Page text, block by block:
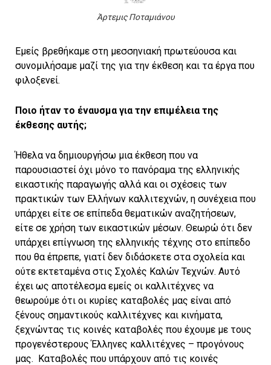
Άρτεμις Ποταμιάνου
Εμείς βρεθήκαμε στη μεσσηνιακή πρωτεύουσα και
συνομιλήσαμε μαζί της για την έκθεση και τα έργα που
φιλοξενεί.
Ποιο ήταν το έναυσμα για την επιμέλεια της
έκθεσης αυτής;
Ήθελα να δημιουργήσω μια έκθεση που να
παρουσιαστεί όχι μόνο το πανόραμα της ελληνικής
εικαστικής παραγωγής αλλά και οι σχέσεις των
πρακτικών των Ελλήνων καλλιτεχνών, η συνέχεια που
υπάρχει είτε σε επίπεδα θεματικών αναζητήσεων,
είτε σε χρήση των εικαστικών μέσων. Θεωρώ ότι δεν
υπάρχει επίγνωση της ελληνικής τέχνης στο επίπεδο
που θα έπρεπε, γιατί δεν διδάσκετε στα σχολεία και
ούτε εκτεταμένα στις Σχολές Καλών Τεχνών. Αυτό
έχει ως αποτέλεσμα εμείς οι καλλιτέχνες να
θεωρούμε ότι οι κυρίες καταβολές μας είναι από
ξένους σημαντικούς καλλιτέχνες και κινήματα,
ξεχνώντας τις κοινές καταβολές που έχουμε με τους
προγενέστερους Έλληνες καλλιτέχνες – προγόνους
μας. Καταβολές που υπάρχουν από τις κοινές